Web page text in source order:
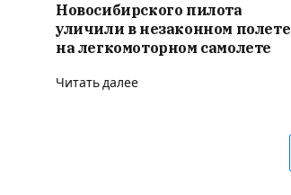
Новосибирского пилота
уличили в незаконном полете
на легкомоторном самолете
Читать далее